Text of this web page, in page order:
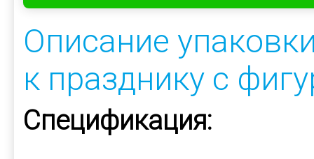
Описание
к празднику с
Спецификация: